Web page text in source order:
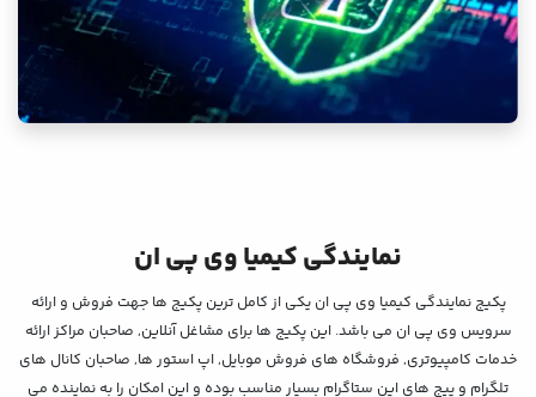
نمایندگی کیمیا وی پی ان
پکیج نمایندگی کیمیا وی پی ان یکی از کامل ترین پکیج ها جهت فروش و ارائه
سرویس وی پی ان می باشد. این پکیج ها برای مشاغل آنلاین, صاحبان مراکز ارائه
خدمات کامپیوتری, فروشگاه های فروش موبایل, اپ استور ها, صاحبان کانال های
تلگرام و پیج های این ستاگرام بسیار مناسب بوده و این امکان را به نماینده می